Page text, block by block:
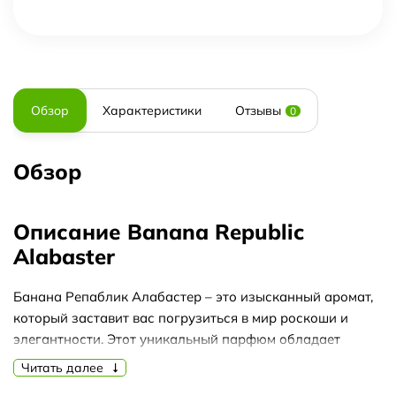
Обзор Характеристики Отзывы 0
Обзор
Описание Banana Republic
Alabaster
Банана Репаблик Алабастер – это изысканный аромат,
который заставит вас погрузиться в мир роскоши и
элегантности. Этот уникальный парфюм обладает
неповторимой стойкостью аромата, которая будет
сопровождать вас на протяжении всего дня.
Читать далее